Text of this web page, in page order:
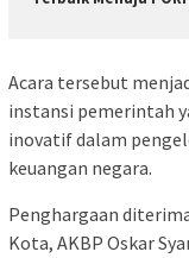
Acara tersebut
instansi pemerintah
inovatif dalam
keuangan negara.
Penghargaan
Kota, AKBP Oskar